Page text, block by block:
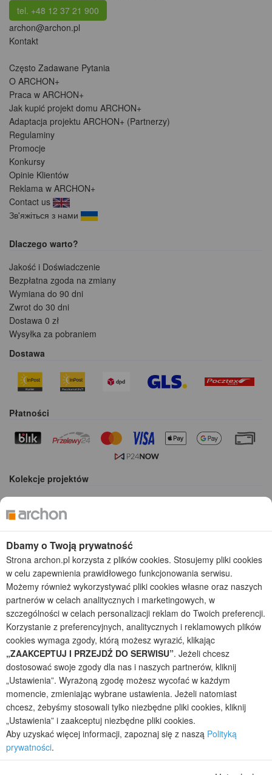
tel. +48 12 37 21 900
archon@archon.pl
Kontakt
Często Zadawane Pytania
O ARCHON+
Praca w ARCHON+
Jak kupić projekt domu ARCHON+
Adaptacja projektu ARCHON+ (Partnerzy)
Regulaminy
Promocje
Konkursy
Opinie Klientów
Reklama w ARCHON+
Contact us
Зв'яжіться з нами
Dlaczego warto?
Jakość i Doświadczenie
Bezpłatna zgoda na zmiany
Wymiana do 90 dni
Zwrot do 30 dni
Dostawa 0 zł
Wysyłka za pobraniem
Dostawa
Płatności
Kolekcje projektów
Projekty domów tanich w budowie
Projekty domów szeregowych
Projekty małych domów (do 150 m2)
Projekty domów wielorodzinnych
Projekty domów bliźniaczych
Projekty domów nowoczesnych
Projekty domów parterowych
2026 © ARCHON+ Biuro Projektów - Tradycyjne i nowoczesne gotowe
projekty domów - autorska pracownia architektoniczna założona w 1990r.
przez arch. Barbarę Mendel
Z uwagi na ciągłe doskonalenie procesu powstawania projektów (zgodnie z
normą ISO 9001), prezentowane na stronie projekty domów mogą
nieznacznie różnić się od dokumentacji technicznej.
Informujemy, iż w celu optymalizacji treści dostępnych w naszym sklepie,
dostosowania ich do Państwa indywidualnych potrzeb korzystamy z
informacji zapisanych za pomocą plików cookies na urządzeniach
końcowych użytkowników. Pliki cookies użytkownik może kontrolować za
pomocą ustawień swojej przeglądarki internetowej. Dalsze korzystanie z
naszego serwisu internetowego, bez zmiany ustawień przeglądarki
Dbamy o Twoją prywatność
Strona archon.pl korzysta z plików cookies. Stosujemy pliki cookies
w celu zapewnienia prawidłowego funkcjonowania serwisu.
Możemy również wykorzystywać pliki cookies własne oraz naszych
partnerów w celach analitycznych i marketingowych, w
szczególności w celach personalizacji reklam do Twoich preferencji.
Korzystanie z preferencyjnych, analitycznych i reklamowych plików
cookies wymaga zgody, którą możesz wyrazić, klikając
„ZAAKCEPTUJ I PRZEJDŹ DO SERWISU”. Jeżeli chcesz
dostosować swoje zgody dla nas i naszych partnerów, kliknij
„Ustawienia”. Wyrażoną zgodę możesz wycofać w każdym
momencie, zmieniając wybrane ustawienia. Jeżeli natomiast
chcesz, żebyśmy stosowali tylko niezbędne pliki cookies, kliknij
„Ustawienia” i zaakceptuj niezbędne pliki cookies.
Aby uzyskać więcej informacji, zapoznaj się z naszą Polityką
prywatności.